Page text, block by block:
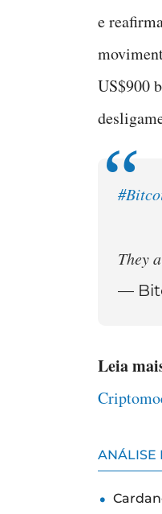
e
US$900
They
—
Leia
ANÁLISE